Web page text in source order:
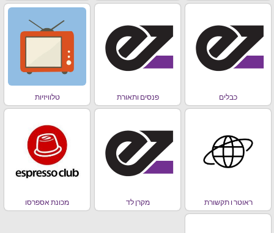
כבלים פנסים ותאורת טלוויזיות
ראוטר ו תקשורת מקרן לד מכונת אספרסו